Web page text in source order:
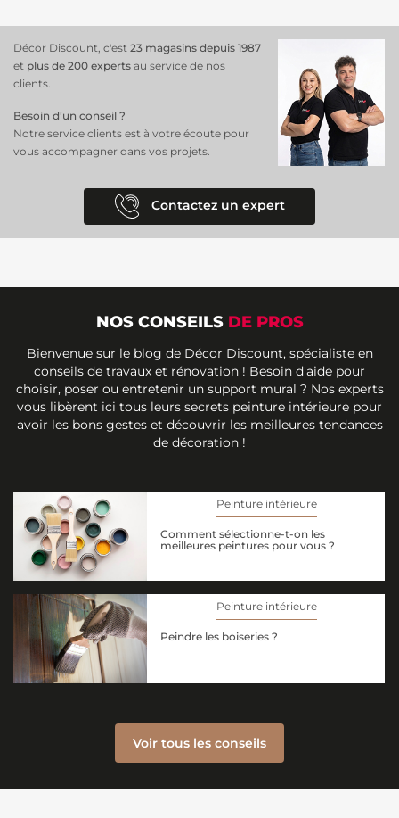
Décor Discount, c'est 23 magasins depuis 1987
et plus de 200 experts au service de nos
clients.
Besoin d’un conseil ?
Notre service clients est à votre écoute pour
vous accompagner dans vos projets.
Contactez un expert
NOS CONSEILS DE PROS
Bienvenue sur le blog de Décor Discount, spécialiste en
conseils de travaux et rénovation ! Besoin d'aide pour
choisir, poser ou entretenir un support mural ? Nos experts
vous libèrent ici tous leurs secrets peinture intérieure pour
avoir les bons gestes et découvrir les meilleures tendances
de décoration !
Peinture intérieure
Comment sélectionne-t-on les
meilleures peintures pour vous ?
Peinture intérieure
Peindre les boiseries ?
Voir tous les conseils